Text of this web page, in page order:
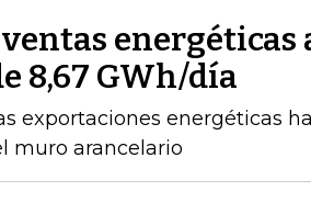
energéticas
8,67 GWh/día
exportaciones energéticas
muro arancelario